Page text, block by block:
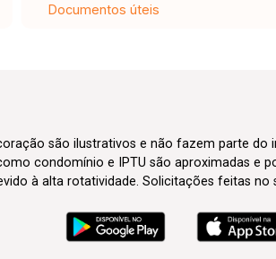
Documentos úteis
são ilustrativos e não fazem parte do
condomínio e IPTU são aproximadas e
à alta rotatividade. Solicitações feitas